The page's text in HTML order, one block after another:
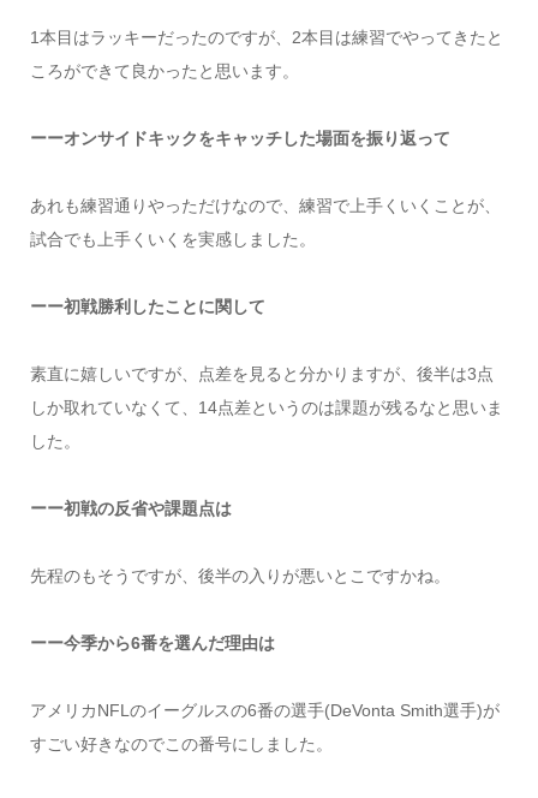
1本目はラッキーだったのですが、2本目は練習でやってきたと
ころができて良かったと思います。
ーーオンサイドキックをキャッチした場面を振り返って
あれも練習通りやっただけなので、練習で上手くいくことが、
試合でも上手くいくを実感しました。
ーー初戦勝利したことに関して
素直に嬉しいですが、点差を見ると分かりますが、後半は3点
しか取れていなくて、14点差というのは課題が残るなと思いま
した。
ーー初戦の反省や課題点は
先程のもそうですが、後半の入りが悪いとこですかね。
ーー今季から6番を選んだ理由は
アメリカNFLのイーグルスの6番の選手(DeVonta Smith選手)が
すごい好きなのでこの番号にしました。